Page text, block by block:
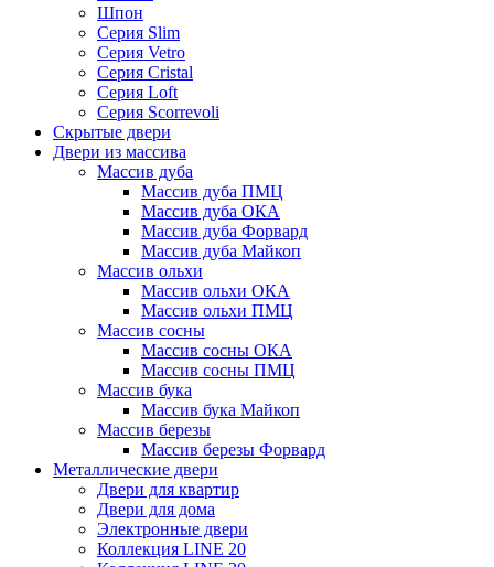
Шпон
Серия Slim
Серия Vetro
Серия Cristal
Серия Loft
Серия Scorrevoli
Скрытые двери
Двери из массива
Массив дуба
Массив дуба ПМЦ
Массив дуба ОКА
Массив дуба Форвард
Массив дуба Майкоп
Массив ольхи
Массив ольхи ОКА
Массив ольхи ПМЦ
Массив сосны
Массив сосны ОКА
Массив сосны ПМЦ
Массив бука
Массив бука Майкоп
Массив березы
Массив березы Форвард
Металлические двери
Двери для квартир
Двери для дома
Электронные двери
Коллекция LINE 20